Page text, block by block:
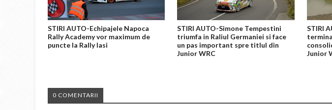
STIRI AUTO-Echipajele Napoca
Rally Academy vor maximum de
puncte la Rally Iasi
STIRI AUTO-Simone Tempestini
triumfa in Raliul Germaniei si face
un pas important spre titlul din
Junior WRC
STIRI
Junior
0 COMENTARII